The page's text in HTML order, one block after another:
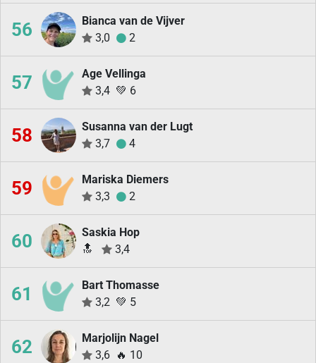
56
Bianca van de Vijver
3,0
2
57
Age Vellinga
3,4 💚 6
58
Susanna van der Lugt
3,7
4
59
Mariska Diemers
3,3
2
60
Saskia Hop
🔝
3,4
61
Bart Thomasse
3,2 💚 5
62
Marjolijn Nagel
3,6 🔥 10